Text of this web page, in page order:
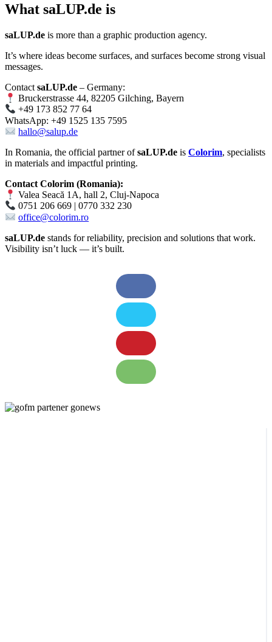
What saLUP.de is
saLUP.de is more than a graphic production agency.
It’s where ideas become surfaces, and surfaces become strong visual
messages.
Contact saLUP.de – Germany:
Bruckerstrasse 44, 82205 Gilching, Bayern
+49 173 852 77 64
WhatsApp: +49 1525 135 7595
hallo@salup.de
In Romania, the official partner ofsaLUP.de is Colorim, specialists
in materials and impactful printing.
Contact Colorim (Romania):
Valea Seacă 1A, hall 2, Cluj-Napoca
0751 206 669 | 0770 332 230
office@colorim.ro
saLUP.de stands for reliability, precision and solutions that work.
Visibility isn’t luck — it’s built.